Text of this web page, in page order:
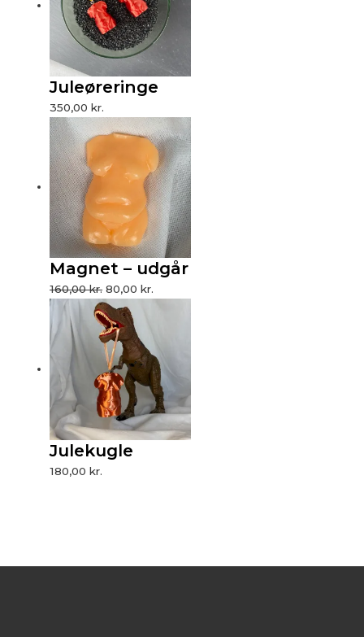
Juleøreringe
350,00kr.
Magnet – udgår
160,00kr. 80,00kr.
Julekugle
180,00kr.